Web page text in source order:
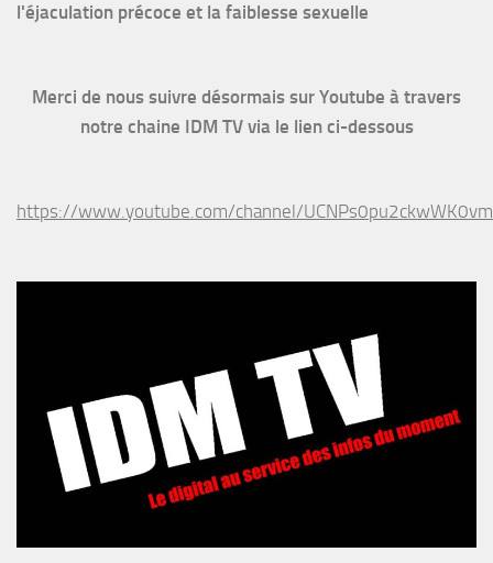
l'éjaculation précoce et la faiblesse sexuelle
Merci de nous suivre désormais sur Youtube à travers
notre chaine IDM TV via le lien ci-dessous
https://www.youtube.com/channel/